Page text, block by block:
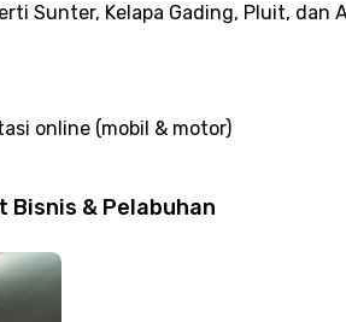
Sunter, Kelapa Gading, Pluit, dan
online (mobil & motor)
& Pelabuhan